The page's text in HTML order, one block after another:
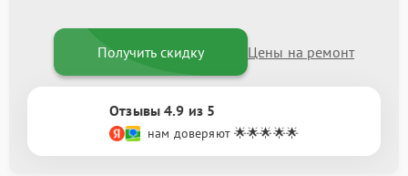
Получить скидку Цены на ремонт
Отзывы 4.9 из 5
нам доверяют 🌟🌟🌟🌟🌟